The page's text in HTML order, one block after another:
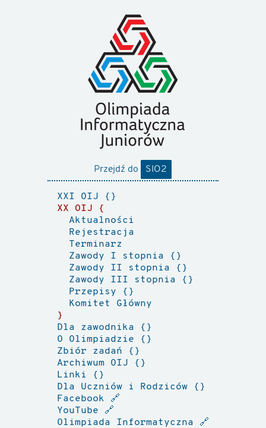
Przejdź do SIO2
XXI OIJ
XX OIJ
Aktualności
Rejestracja
Terminarz
Zawody I stopnia
Zawody II stopnia
Zawody III stopnia
Przepisy
Komitet Główny
Dla zawodnika
O Olimpiadzie
Zbiór zadań
Archiwum OIJ
Linki
Dla Uczniów i Rodziców
Facebook 🔗
YouTube 🔗
Olimpiada Informatyczna
🔗